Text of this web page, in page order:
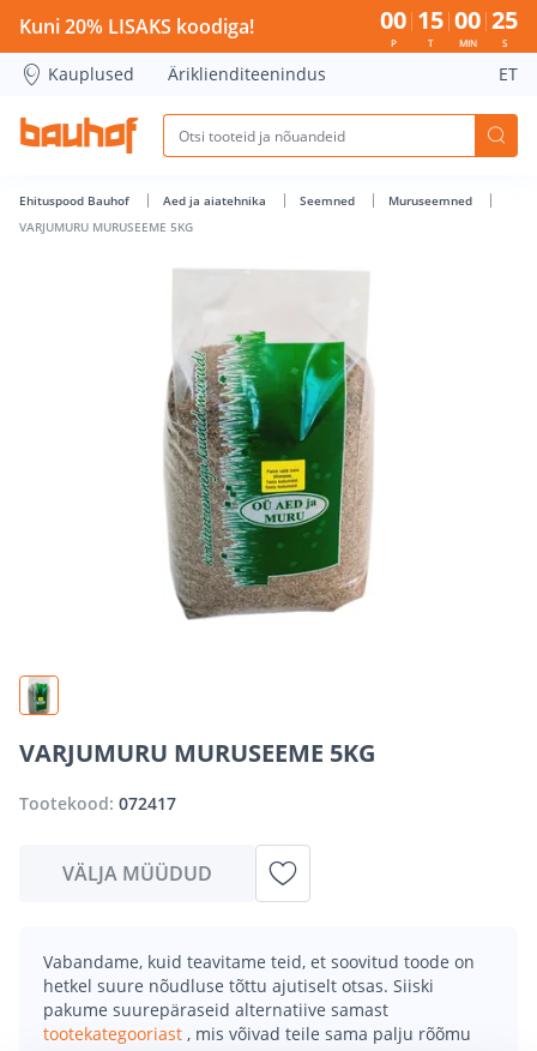
VARJUMURU MURUSEEME 5KG - Bauhof has loaded
Kuni 20% LISAKS koodiga! 00
P
15
T
00
MIN
25
S
Kauplused Äriklienditeenindus ET
Ehituspood Bauhof Aed ja aiatehnika Seemned
Muruseemned
VARJUMURU MURUSEEME 5KG
VARJUMURU MURUSEEME 5KG
Tootekood: 072417
VÄLJA MÜÜDUD
Vabandame, kuid teavitame teid, et soovitud toode on
hetkel suure nõudluse tõttu ajutiselt otsas. Siiski
pakume suurepäraseid alternatiive samast
tootekategooriast , mis võivad teile sama palju rõõmu